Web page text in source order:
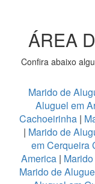
ÁREA
Confira abaixo
Marido de
Aluguel em
Cachoeirinha|
| Marido de
em Cerqueira
America |
Marido de